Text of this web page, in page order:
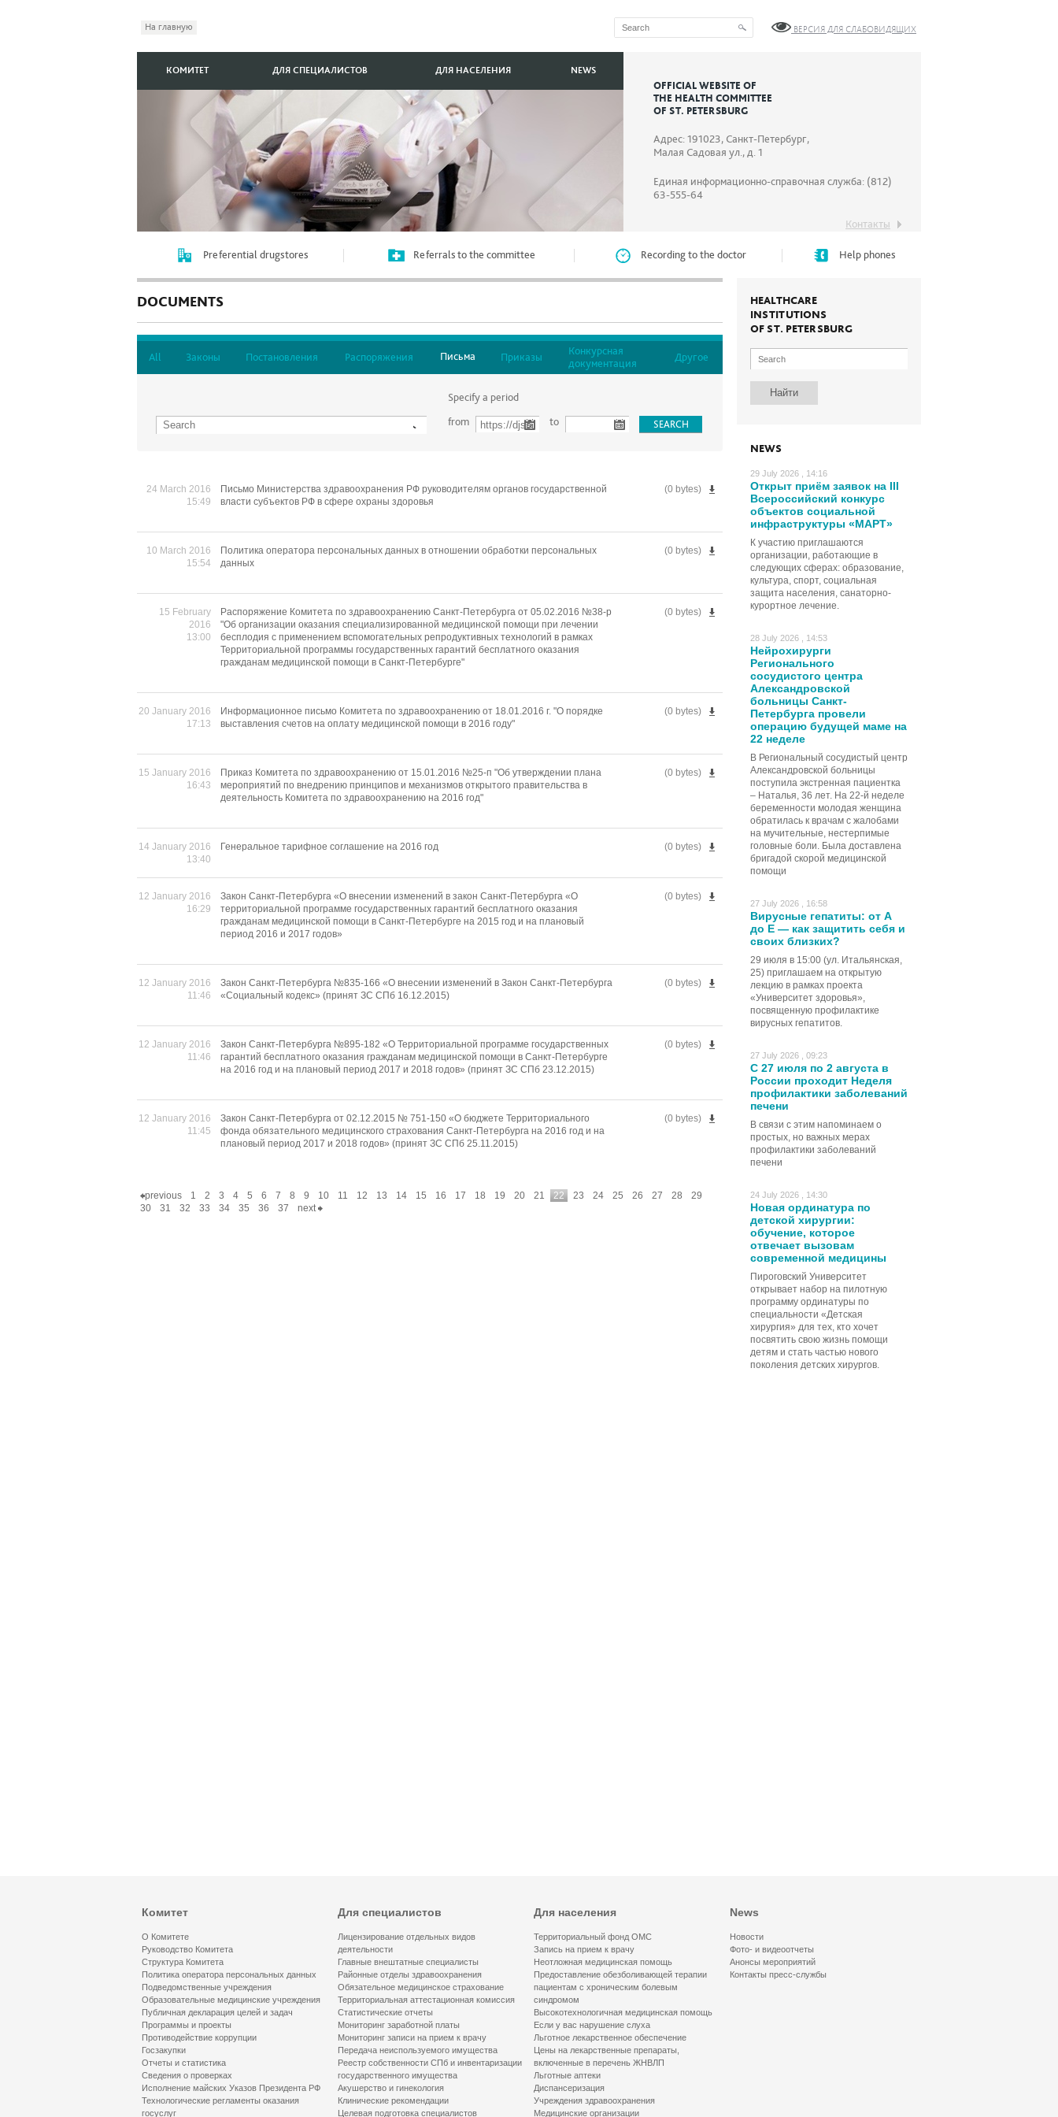
На главную ВЕРСИЯ ДЛЯ СЛАБОВИДЯЩИХ
OFFICIAL WEBSITE OF
THE HEALTH COMMITTEE
OF ST. PETERSBURG
Адрес: 191023, Санкт-Петербург,
Малая Садовая ул., д. 1
Единая информационно-справочная служба: (812)
63-555-64
Контакты
КОМИТЕТ ДЛЯ СПЕЦИАЛИСТОВ ДЛЯ НАСЕЛЕНИЯ NEWS
Preferential drugstores Referrals to the committee Recording to the doctor Help phones
HEALTHCARE
INSTITUTIONS
OF ST. PETERSBURG
NEWS
29 July 2026 , 14:16
Открыт приём заявок на III
Всероссийский конкурс
объектов социальной
инфраструктуры «МАРТ»
К участию приглашаются
организации, работающие в
следующих сферах: образование,
культура, спорт, социальная
защита населения, санаторно-
курортное лечение.
28 July 2026 , 14:53
Нейрохирурги
Регионального
сосудистого центра
Александровской
больницы Санкт-
Петербурга провели
операцию будущей маме на
22 неделе
В Региональный сосудистый центр
Александровской больницы
поступила экстренная пациентка
– Наталья, 36 лет. На 22-й неделе
беременности молодая женщина
обратилась к врачам с жалобами
на мучительные, нестерпимые
головные боли. Была доставлена
бригадой скорой медицинской
помощи
27 July 2026 , 16:58
Вирусные гепатиты: от А
до Е — как защитить себя и
своих близких?
29 июля в 15:00 (ул. Итальянская,
25) приглашаем на открытую
лекцию в рамках проекта
«Университет здоровья»,
посвященную профилактике
вирусных гепатитов.
27 July 2026 , 09:23
С 27 июля по 2 августа в
России проходит Неделя
профилактики заболеваний
печени
В связи с этим напоминаем о
простых, но важных мерах
профилактики заболеваний
печени
24 July 2026 , 14:30
Новая ординатура по
детской хирургии:
обучение, которое
отвечает вызовам
современной медицины
Пироговский Университет
открывает набор на пилотную
программу ординатуры по
специальности «Детская
хирургия» для тех, кто хочет
посвятить свою жизнь помощи
детям и стать частью нового
поколения детских хирургов.
DOCUMENTS
All Законы Постановления Распоряжения Письма Приказы
Конкурсная
документация
Другое
Specify a period
from
to
24 March 2016
15:49
(0 bytes)
Письмо Министерства здравоохранения РФ руководителям органов государственной
власти субъектов РФ в сфере охраны здоровья
10 March 2016
15:54
(0 bytes)
Политика оператора персональных данных в отношении обработки персональных
данных
15 February
2016
13:00
(0 bytes)
Распоряжение Комитета по здравоохранению Санкт-Петербурга от 05.02.2016 №38-р
"Об организации оказания специализированной медицинской помощи при лечении
бесплодия с применением вспомогательных репродуктивных технологий в рамках
Территориальной программы государственных гарантий бесплатного оказания
гражданам медицинской помощи в Санкт-Петербурге"
20 January 2016
17:13
(0 bytes)
Информационное письмо Комитета по здравоохранению от 18.01.2016 г. "О порядке
выставления счетов на оплату медицинской помощи в 2016 году"
15 January 2016
16:43
(0 bytes)
Приказ Комитета по здравоохранению от 15.01.2016 №25-п "Об утверждении плана
мероприятий по внедрению принципов и механизмов открытого правительства в
деятельность Комитета по здравоохранению на 2016 год"
14 January 2016
13:40
(0 bytes)
Генеральное тарифное соглашение на 2016 год
12 January 2016
16:29
(0 bytes)
Закон Санкт-Петербурга «О внесении изменений в закон Санкт-Петербурга «О
территориальной программе государственных гарантий бесплатного оказания
гражданам медицинской помощи в Санкт-Петербурге на 2015 год и на плановый
период 2016 и 2017 годов»
12 January 2016
11:46
(0 bytes)
Закон Санкт-Петербурга №835-166 «О внесении изменений в Закон Санкт-Петербурга
«Социальный кодекс» (принят ЗС СПб 16.12.2015)
12 January 2016
11:46
(0 bytes)
Закон Санкт-Петербурга №895-182 «О Территориальной программе государственных
гарантий бесплатного оказания гражданам медицинской помощи в Санкт-Петербурге
на 2016 год и на плановый период 2017 и 2018 годов» (принят ЗС СПб 23.12.2015)
12 January 2016
11:45
(0 bytes)
Закон Санкт-Петербурга от 02.12.2015 № 751-150 «О бюджете Территориального
фонда обязательного медицинского страхования Санкт-Петербурга на 2016 год и на
плановый период 2017 и 2018 годов» (принят ЗС СПб 25.11.2015)
previous 1 2 3 4 5 6 7 8 9 10 11 12 13 14 15 16 17 18 19 20 21 22 23 24 25 26 27 28
29
30
31 32 33 34 35 36 37 next
Комитет
О Комитете
Руководство Комитета
Структура Комитета
Политика оператора персональных данных
Подведомственные учреждения
Образовательные медицинские учреждения
Публичная декларация целей и задач
Программы и проекты
Противодействие коррупции
Госзакупки
Отчеты и статистика
Сведения о проверках
Исполнение майских Указов Президента РФ
Технологические регламенты оказания
госуслуг
Для специалистов
Лицензирование отдельных видов
деятельности
Главные внештатные специалисты
Районные отделы здравоохранения
Обязательное медицинское страхование
Территориальная аттестационная комиссия
Статистические отчеты
Мониторинг заработной платы
Мониторинг записи на прием к врачу
Передача неиспользуемого имущества
Реестр собственности СПб и инвентаризации
государственного имущества
Акушерство и гинекология
Клинические рекомендации
Целевая подготовка специалистов
Для населения
Территориальный фонд ОМС
Запись на прием к врачу
Неотложная медицинская помощь
Предоставление обезболивающей терапии
пациентам с хроническим болевым
синдромом
Высокотехнологичная медицинская помощь
Если у вас нарушение слуха
Льготное лекарственное обеспечение
Цены на лекарственные препараты,
включенные в перечень ЖНВЛП
Льготные аптеки
Диспансеризация
Учреждения здравоохранения
Медицинские организации
News
Новости
Фото- и видеоотчеты
Анонсы мероприятий
Контакты пресс-службы